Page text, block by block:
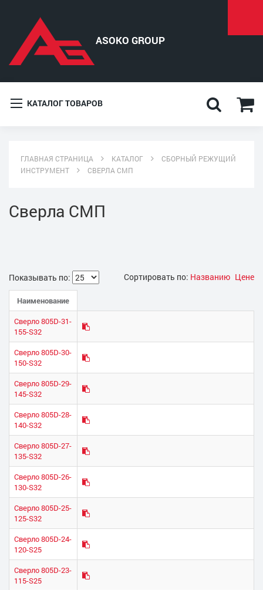
КАТАЛОГ ТОВАРОВ
ГЛАВНАЯ СТРАНИЦА КАТАЛОГ
СБОРНЫЙ РЕЖУЩИЙ
ИНСТРУМЕНТ
СВЕРЛА СМП
Сверла СМП
Показывать по: Сортировать по: Названию Цене
Наименование
Сверло 805D-31-
155-S32
Сверло 805D-30-
150-S32
Сверло 805D-29-
145-S32
Сверло 805D-28-
140-S32
Сверло 805D-27-
135-S32
Сверло 805D-26-
130-S32
Сверло 805D-25-
125-S32
Сверло 805D-24-
120-S25
Сверло 805D-23-
115-S25